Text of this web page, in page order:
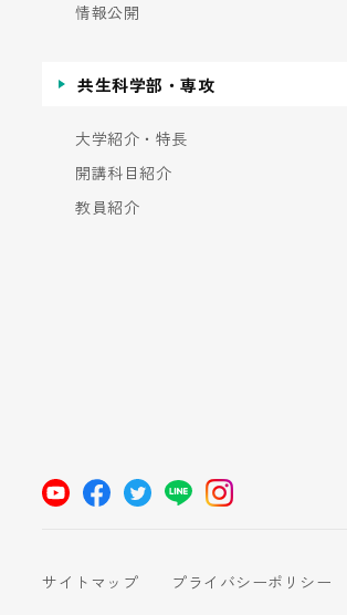
情報公開
共生科学部・専攻
大学紹介・特長
開講科目紹介
教員紹介
サイトマップ プライバシーポリシー